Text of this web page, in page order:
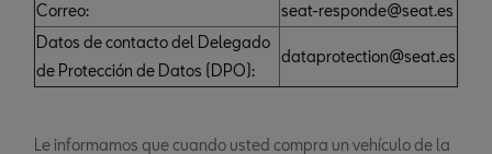
Correo:
seat-responde@seat.es
Datos de contacto del Delegado
de Protección de Datos (DPO):
dataprotection@seat.es
Le informamos que cuando usted compra un vehículo de la